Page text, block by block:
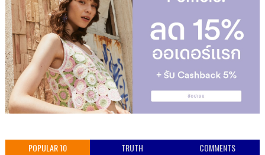
POPULAR 10 TRUTH COMMENTS